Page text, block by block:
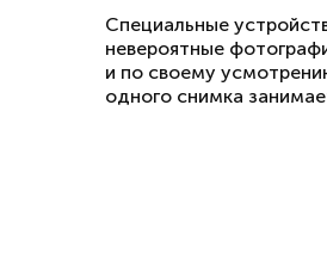
Специальные
невероятные
и по своему
одного снимка